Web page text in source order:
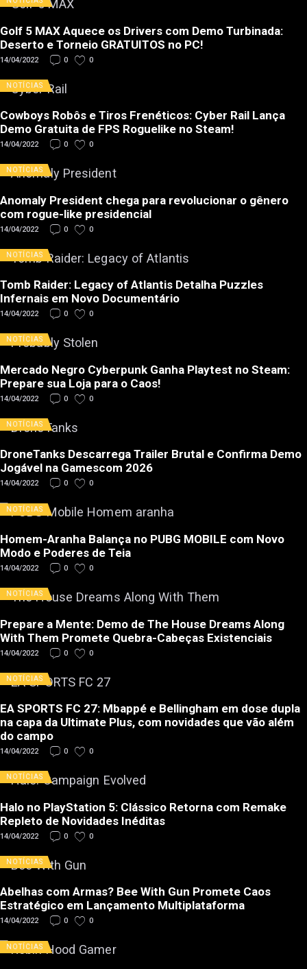
Golf 5 MAX Aquece os Drivers com Demo Turbinada:
Deserto e Torneio GRATUITOS no PC!
14/04/2022 0 0
NOTÍCIAS
Cowboys Robôs e Tiros Frenéticos: Cyber Rail Lança
Demo Gratuita de FPS Roguelike no Steam!
14/04/2022 0 0
NOTÍCIAS
Anomaly President chega para revolucionar o gênero
com rogue-like presidencial
14/04/2022 0 0
NOTÍCIAS
Tomb Raider: Legacy of Atlantis Detalha Puzzles
Infernais em Novo Documentário
14/04/2022 0 0
NOTÍCIAS
Mercado Negro Cyberpunk Ganha Playtest no Steam:
Prepare sua Loja para o Caos!
14/04/2022 0 0
NOTÍCIAS
DroneTanks Descarrega Trailer Brutal e Confirma Demo
Jogável na Gamescom 2026
14/04/2022 0 0
NOTÍCIAS
Homem-Aranha Balança no PUBG MOBILE com Novo
Modo e Poderes de Teia
14/04/2022 0 0
NOTÍCIAS
Prepare a Mente: Demo de The House Dreams Along
With Them Promete Quebra-Cabeças Existenciais
14/04/2022 0 0
NOTÍCIAS
EA SPORTS FC 27: Mbappé e Bellingham em dose dupla
na capa da Ultimate Plus, com novidades que vão além
do campo
14/04/2022 0 0
NOTÍCIAS
Halo no PlayStation 5: Clássico Retorna com Remake
Repleto de Novidades Inéditas
14/04/2022 0 0
NOTÍCIAS
Abelhas com Armas? Bee With Gun Promete Caos
Estratégico em Lançamento Multiplataforma
14/04/2022 0 0
NOTÍCIAS